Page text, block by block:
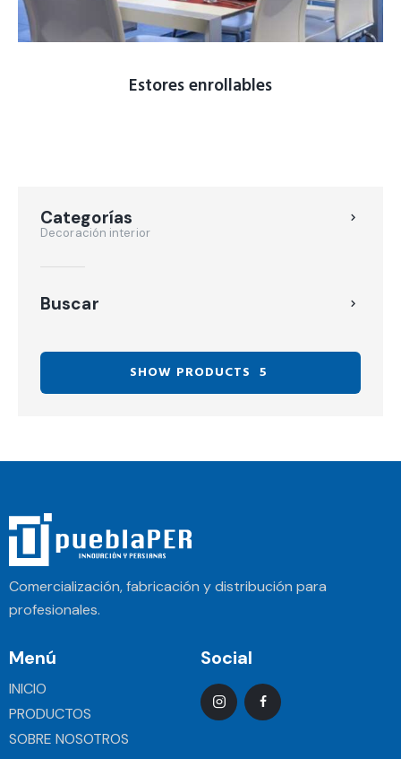
Estores enrollables
Categorías
Decoración interior
Buscar
SHOW PRODUCTS 5
Comercialización, fabricación y distribución para
profesionales.
Menú
INICIO
PRODUCTOS
SOBRE NOSOTROS
Social